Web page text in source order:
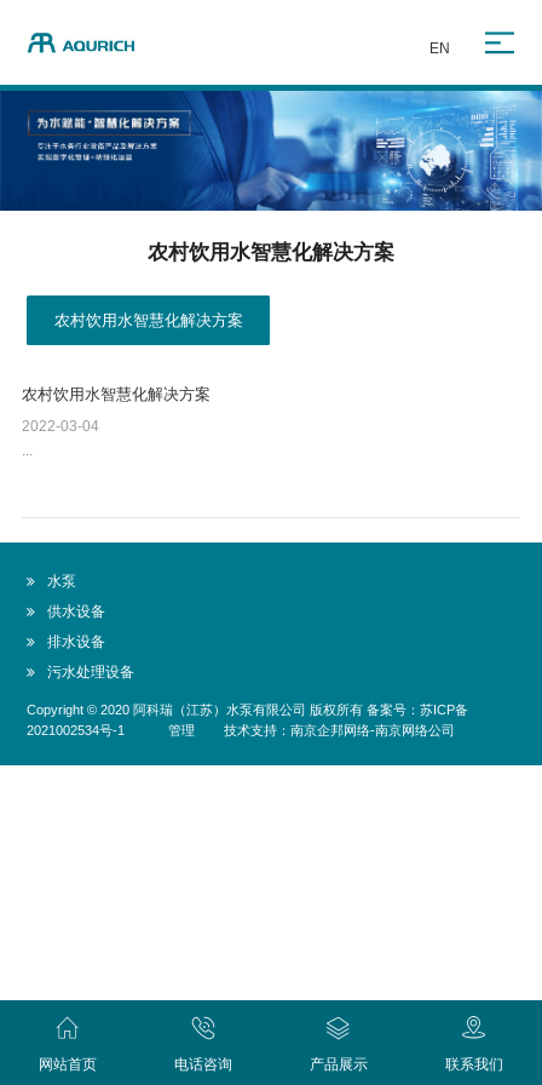
EN
农村饮用水智慧化解决方案
农村饮用水智慧化解决方案
农村饮用水智慧化解决方案
2022-03-04
...
水泵
供水设备
排水设备
污水处理设备
Copyright © 2020 阿科瑞（江苏）水泵有限公司 版权所有 备案号：苏ICP备
2021002534号-1
管理 技术支持：南京企邦网络-南京网络公司
网站首页 电话咨询 产品展示 联系我们